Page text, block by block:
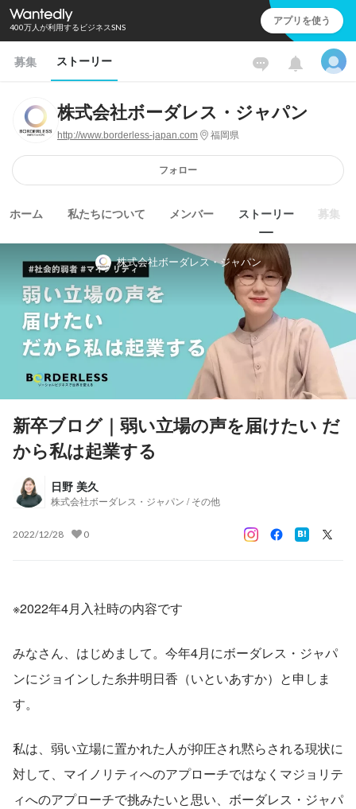
400万人が利用するビジネスSNS アプリを使う
募集 ストーリー
株式会社ボーダレス・ジャパン
http://www.borderless-japan.com 福岡県
フォロー
ホーム 私たちについて メンバー ストーリー 募集
株式会社ボーダレス・ジャパン
新卒ブログ｜弱い立場の声を届けたい だ
から私は起業する
日野 美久
株式会社ボーダレス・ジャパン / その他
2022/12/28 0
※2022年4月入社時の内容です
みなさん、はじめまして。今年4月にボーダレス・ジャパ
ンにジョインした糸井明日香（いといあすか）と申しま
す。
私は、弱い立場に置かれた人が抑圧され黙らされる現状に
対して、マイノリティへのアプローチではなくマジョリテ
ィへのアプローチで挑みたいと思い、ボーダレス・ジャパ